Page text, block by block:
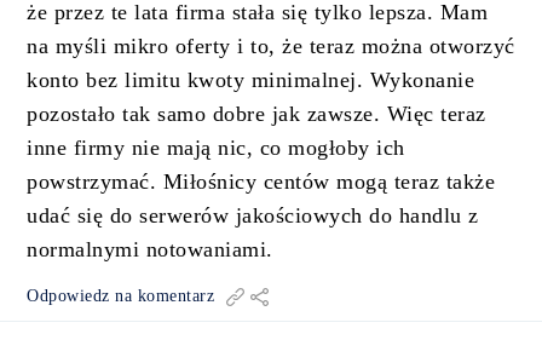
że przez te lata firma stała się tylko lepsza. Mam
na myśli mikro oferty i to, że teraz można otworzyć
konto bez limitu kwoty minimalnej. Wykonanie
pozostało tak samo dobre jak zawsze. Więc teraz
inne firmy nie mają nic, co mogłoby ich
powstrzymać. Miłośnicy centów mogą teraz także
udać się do serwerów jakościowych do handlu z
normalnymi notowaniami.
Odpowiedz na komentarz